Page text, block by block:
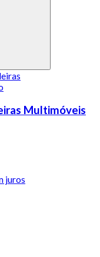
Multimóveis
juros